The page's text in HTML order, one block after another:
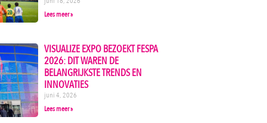
Lees meer »
VISUALIZE EXPO BEZOEKT FESPA
2026: DIT WAREN DE
BELANGRIJKSTE TRENDS EN
INNOVATIES
juni 4, 2026
Lees meer »